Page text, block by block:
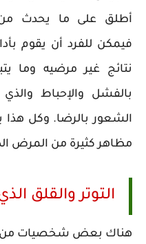
أطلق على ما يحدث
فيمكن للفرد أن يقوم
نتائج غير مرضيه
بالفشل والإحباط
الشعور بالرضا. وكل هذا
مظاهر كثيرة من المرض
التوتر والقلق
هناك بعض شخصيات من